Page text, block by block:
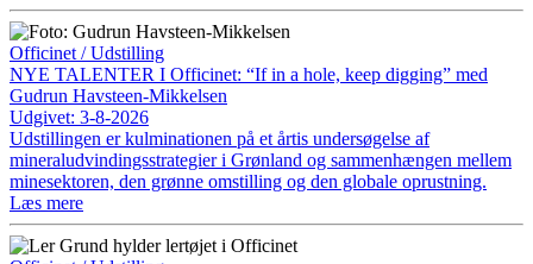
Officinet / Udstilling
NYE TALENTER I Officinet: “If in a hole, keep digging” med
Gudrun Havsteen-Mikkelsen
Udgivet: 3-8-2026
Udstillingen er kulminationen på et årtis undersøgelse af
mineraludvindingsstrategier i Grønland og sammenhængen mellem
minesektoren, den grønne omstilling og den globale oprustning.
Læs mere